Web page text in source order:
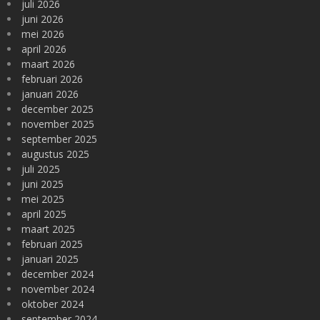
juli 2026
juni 2026
mei 2026
april 2026
maart 2026
februari 2026
januari 2026
december 2025
november 2025
september 2025
augustus 2025
juli 2025
juni 2025
mei 2025
april 2025
maart 2025
februari 2025
januari 2025
december 2024
november 2024
oktober 2024